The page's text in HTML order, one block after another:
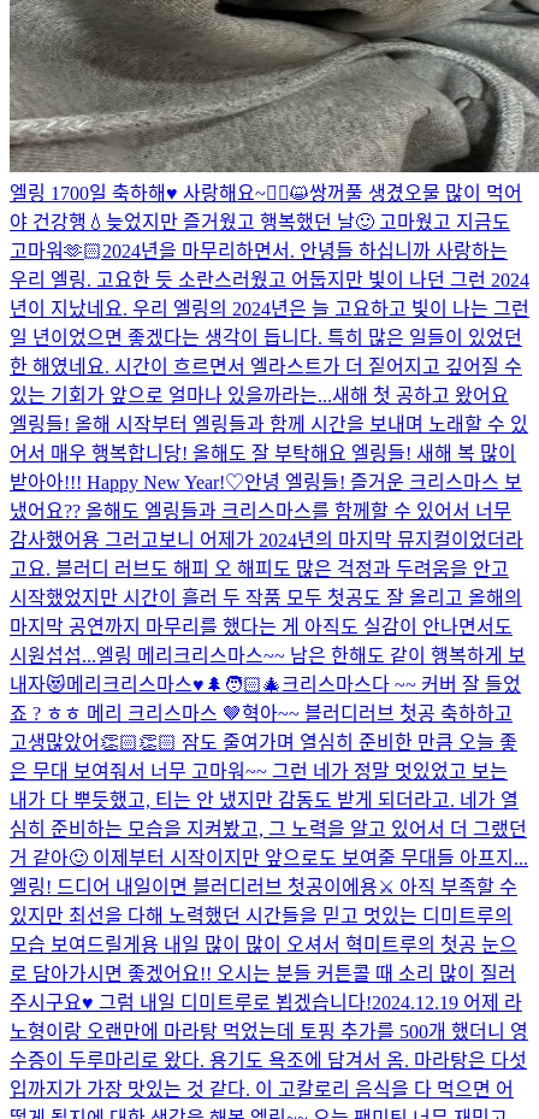
엘링 1700일 축하해♥ 사랑해요~🙇‍♂️😺쌍꺼풀 생겼오물 많이 먹어
야 건강행💧 늦었지만 즐거웠고 행복했던 날🙂 고마웠고 지금도
고마워🫶🏻2024년을 마무리하면서. 안녕들 하십니까 사랑하는
우리 엘링. 고요한 듯 소란스러웠고 어둡지만 빛이 나던 그런 2024
년이 지났네요. 우리 엘링의 2024년은 늘 고요하고 빛이 나는 그런
일 년이었으면 좋겠다는 생각이 듭니다. 특히 많은 일들이 있었던
한 해였네요. 시간이 흐르면서 엘라스트가 더 짙어지고 깊어질 수
있는 기회가 앞으로 얼마나 있을까라는...새해 첫 공하고 왔어요
엘링들! 올해 시작부터 엘링들과 함께 시간을 보내며 노래할 수 있
어서 매우 행복합니당! 올해도 잘 부탁해요 엘링들! 새해 복 많이
받아아!!! Happy New Year!♡안녕 엘링들! 즐거운 크리스마스 보
냈어요?? 올해도 엘링들과 크리스마스를 함께할 수 있어서 너무
감사했어용 그러고보니 어제가 2024년의 마지막 뮤지컬이었더라
고요. 블러디 러브도 해피 오 해피도 많은 걱정과 두려움을 안고
시작했었지만 시간이 흘러 두 작품 모두 첫공도 잘 올리고 올해의
마지막 공연까지 마무리를 했다는 게 아직도 실감이 안나면서도
시원섭섭...엘링 메리크리스마스~~ 남은 한해도 같이 행복하게 보
내자😻메리크리스마스♥️🌲🧑🏻‍🎄 크리스마스다 ~~ 커버 잘 들었
죠 ? ㅎㅎ 메리 크리스마스 🤎혁아~~ 블러디러브 첫공 축하하고
고생많았어👏🏻👏🏻 잠도 줄여가며 열심히 준비한 만큼 오늘 좋
은 무대 보여줘서 너무 고마워~~ 그런 네가 정말 멋있었고 보는
내가 다 뿌듯했고, 티는 안 냈지만 감동도 받게 되더라고. 네가 열
심히 준비하는 모습을 지켜봤고, 그 노력을 알고 있어서 더 그랬던
거 같아🙂 이제부터 시작이지만 앞으로도 보여줄 무대들 아프지...
엘링! 드디어 내일이면 블러디러브 첫공이에용⚔️ 아직 부족할 수
있지만 최선을 다해 노력했던 시간들을 믿고 멋있는 디미트루의
모습 보여드릴게용 내일 많이 많이 오셔서 혁미트루의 첫공 눈으
로 담아가시면 좋겠어요!! 오시는 분들 커튼콜 때 소리 많이 질러
주시구요♥ 그럼 내일 디미트루로 뵙겠습니다!2024.12.19 어제 라
노형이랑 오랜만에 마라탕 먹었는데 토핑 추가를 500개 했더니 영
수증이 두루마리로 왔다. 용기도 욕조에 담겨서 옴. 마라탕은 다섯
입까지가 가장 맛있는 것 같다. 이 고칼로리 음식을 다 먹으면 어